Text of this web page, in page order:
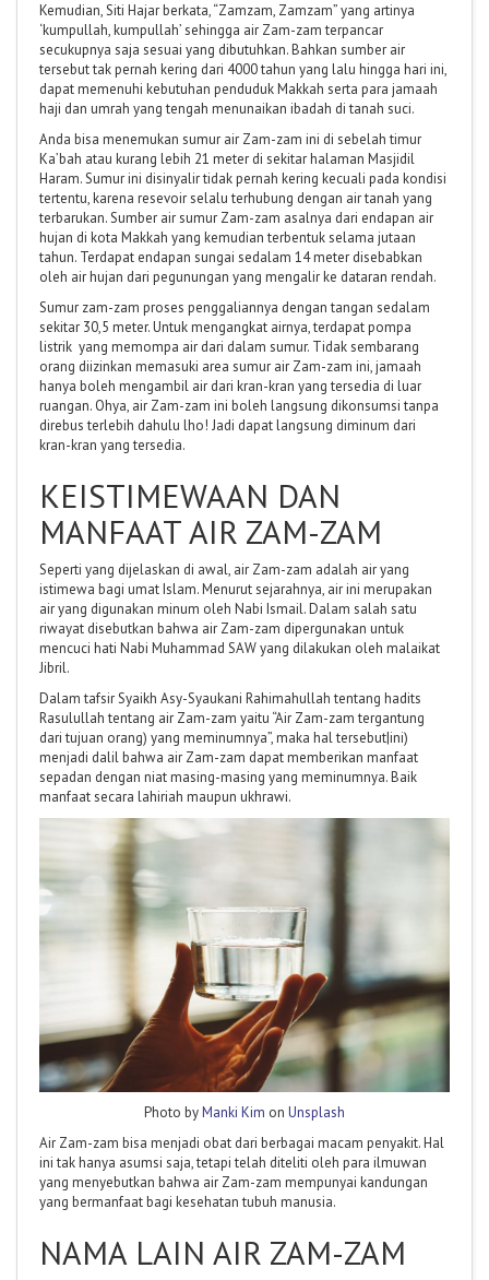
Kemudian, Siti Hajar berkata, “Zamzam, Zamzam” yang artinya
‘kumpullah, kumpullah’ sehingga air Zam-zam terpancar
secukupnya saja sesuai yang dibutuhkan. Bahkan sumber air
tersebut tak pernah kering dari 4000 tahun yang lalu hingga hari ini,
dapat memenuhi kebutuhan penduduk Makkah serta para jamaah
haji dan umrah yang tengah menunaikan ibadah di tanah suci.
Anda bisa menemukan sumur air Zam-zam ini di sebelah timur
Ka’bah atau kurang lebih 21 meter di sekitar halaman Masjidil
Haram. Sumur ini disinyalir tidak pernah kering kecuali pada kondisi
tertentu, karena resevoir selalu terhubung dengan air tanah yang
terbarukan. Sumber air sumur Zam-zam asalnya dari endapan air
hujan di kota Makkah yang kemudian terbentuk selama jutaan
tahun. Terdapat endapan sungai sedalam 14 meter disebabkan
oleh air hujan dari pegunungan yang mengalir ke dataran rendah.
Sumur zam-zam proses penggaliannya dengan tangan sedalam
sekitar 30,5 meter. Untuk mengangkat airnya, terdapat pompa
listrik yang memompa air dari dalam sumur. Tidak sembarang
orang diizinkan memasuki area sumur air Zam-zam ini, jamaah
hanya boleh mengambil air dari kran-kran yang tersedia di luar
ruangan. Ohya, air Zam-zam ini boleh langsung dikonsumsi tanpa
direbus terlebih dahulu lho! Jadi dapat langsung diminum dari
kran-kran yang tersedia.
KEISTIMEWAAN DAN
MANFAAT AIR ZAM-ZAM
Seperti yang dijelaskan di awal, air Zam-zam adalah air yang
istimewa bagi umat Islam. Menurut sejarahnya, air ini merupakan
air yang digunakan minum oleh Nabi Ismail. Dalam salah satu
riwayat disebutkan bahwa air Zam-zam dipergunakan untuk
mencuci hati Nabi Muhammad SAW yang dilakukan oleh malaikat
Jibril.
Dalam tafsir Syaikh Asy-Syaukani Rahimahullah tentang hadits
Rasulullah tentang air Zam-zam yaitu “Air Zam-zam tergantung
dari tujuan orang) yang meminumnya”, maka hal tersebut|ini)
menjadi dalil bahwa air Zam-zam dapat memberikan manfaat
sepadan dengan niat masing-masing yang meminumnya. Baik
manfaat secara lahiriah maupun ukhrawi.
Photo byManki Kim on Unsplash
Air Zam-zam bisa menjadi obat dari berbagai macam penyakit. Hal
ini tak hanya asumsi saja, tetapi telah diteliti oleh para ilmuwan
yang menyebutkan bahwa air Zam-zam mempunyai kandungan
yang bermanfaat bagi kesehatan tubuh manusia.
NAMA LAIN AIR ZAM-ZAM